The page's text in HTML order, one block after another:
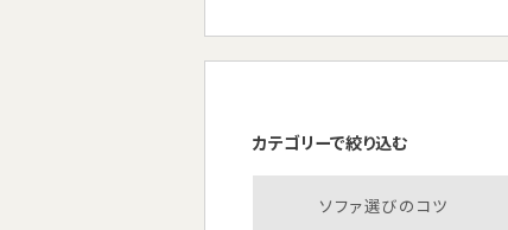
カテゴリーで絞り込む
ソファ選びのコツ